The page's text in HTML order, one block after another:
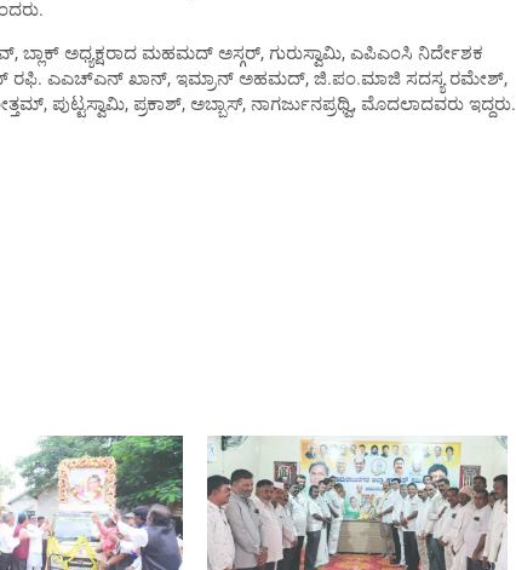
ಬ್ಲಾಕ್ ಅಧ್ಯಕ್ಷರಾದ ಮಹಮದ್ ಅಸ್ಗರ್, ಗುರುಸ್ವಾಮಿ, ಎಪಿಎಂಸಿ ನಿರ್ದೇಶಕ
ರಫಿ. ಎಎಚ್‍ಎನ್ ಖಾನ್, ಇಮ್ರಾನ್ ಅಹಮದ್, ಜಿ.ಪಂ.ಮಾಜಿ ಸದಸ್ಯ ರಮೇಶ್,
ಪ್ರಕಾಶ್, ಅಬ್ಬಾಸ್, ನಾಗರ್ಜುನಪ್ರಥ್ವಿ, ಮೊದಲಾದವರು ಇದ್ದರು.